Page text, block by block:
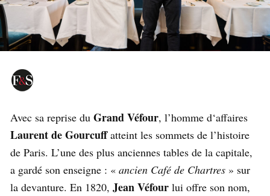
Avec sa reprise du Grand Véfour, l’homme d‘affaires
Laurent de Gourcuffatteint les sommets de l’histoire
de Paris. L’une des plus anciennes tables de la capitale,
a gardé son enseigne : « ancien Café de Chartres » sur
la devanture. En 1820, Jean Véfour lui offre son nom,